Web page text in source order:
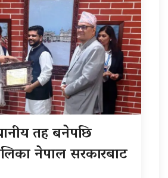
तह बनेपछि
नेपाल सरकारबाट